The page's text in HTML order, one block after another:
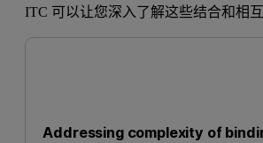
ITC 可以让您深入了解这些结合和相互
Addressing complexity of